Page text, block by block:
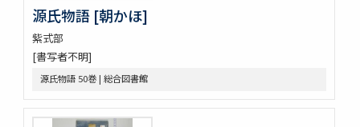
立齋先生標題觧註音釋十八史畧 7巻
元亨釋書 30巻
倭玉篇 3巻
論語 10巻
大學
源氏物語 [朝かほ]
紫式部
[書写者不明]
源氏物語 50巻 | 総合図書館